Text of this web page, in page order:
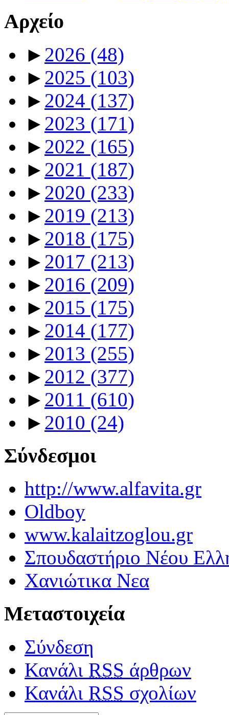
Αρχείο
► 2026 (48)
► 2025 (103)
► 2024 (137)
► 2023 (171)
► 2022 (165)
► 2021 (187)
► 2020 (233)
► 2019 (213)
► 2018 (175)
► 2017 (213)
► 2016 (209)
► 2015 (175)
► 2014 (177)
► 2013 (255)
► 2012 (377)
► 2011 (610)
► 2010 (24)
Σύνδεσμοι
http://www.alfavita.gr
Oldboy
www.kalaitzoglou.gr
Σπουδαστήριο Νέου
Χανιώτικα Νεα
Μεταστοιχεία
Σύνδεση
Κανάλι RSS άρθρων
Κανάλι RSS σχολίων